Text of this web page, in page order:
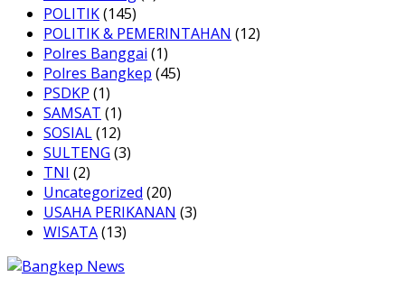
POLITIK(145)
POLITIK & PEMERINTAHAN (12)
Polres Banggai (1)
Polres Bangkep (45)
PSDKP (1)
SAMSAT (1)
SOSIAL(12)
SULTENG (3)
TNI (2)
Uncategorized (20)
USAHA PERIKANAN (3)
WISATA(13)